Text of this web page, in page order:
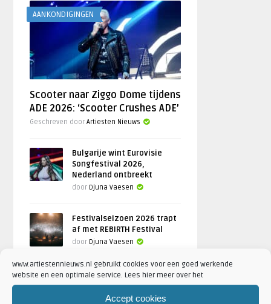
www.artiestennieuws.nl gebruikt cookies voor een goed werkende
website en een optimale service. Lees hier meer over het
Accept cookies
AANKONDIGINGEN
Scooter naar Ziggo Dome tijdens
ADE 2026: ‘Scooter Crushes ADE’
Geschreven doorArtiesten Nieuws
Bulgarije wint Eurovisie
Songfestival 2026,
Nederland ontbreekt
door Djuna Vaesen
Festivalseizoen 2026 trapt
af met REBiRTH Festival
door Djuna Vaesen